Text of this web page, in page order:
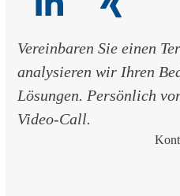
LinkedIn
Xing
Vereinbaren Sie einen
analysieren wir Ihren
Lösungen. Persönlich
Video-Call.